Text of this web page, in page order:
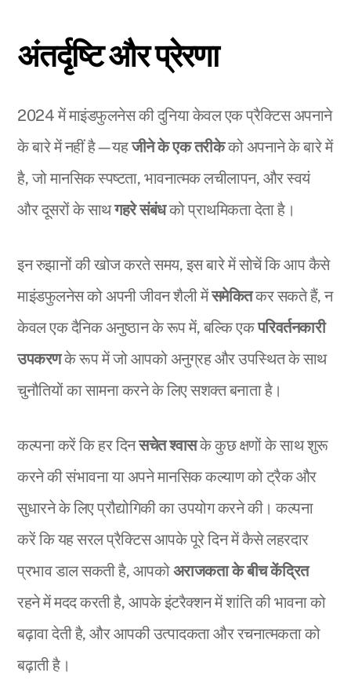
अंतर्दृष्टि और प्रेरणा
2024 में माइंडफुलनेस की दुनिया केवल एक प्रैक्टिस अपनाने
के बारे में नहीं है—यहजीने के एक तरीकेको अपनाने के बारे में
है, जो मानसिक स्पष्टता, भावनात्मक लचीलापन, और स्वयं
और दूसरों के साथगहरे संबंधको प्राथमिकता देता है।
इन रुझानों की खोज करते समय, इस बारे में सोचें कि आप कैसे
माइंडफुलनेस को अपनी जीवन शैली मेंसमेकितकर सकते हैं, न
केवल एक दैनिक अनुष्ठान के रूप में, बल्कि एकपरिवर्तनकारी
उपकरणके रूप में जो आपको अनुग्रह और उपस्थित के साथ
चुनौतियों का सामना करने के लिए सशक्त बनाता है।
कल्पना करें कि हर दिनसचेत श्वासके कुछ क्षणों के साथ शुरू
करने की संभावना या अपने मानसिक कल्याण को ट्रैक और
सुधारने के लिए प्रौद्योगिकी का उपयोग करने की। कल्पना
करें कि यह सरल प्रैक्टिस आपके पूरे दिन में कैसे लहरदार
प्रभाव डाल सकती है, आपकोअराजकता के बीच केंद्रित
रहने में मदद करती है, आपके इंटरैक्शन में शांति की भावना को
बढ़ावा देती है, और आपकी उत्पादकता और रचनात्मकता को
बढ़ाती है।